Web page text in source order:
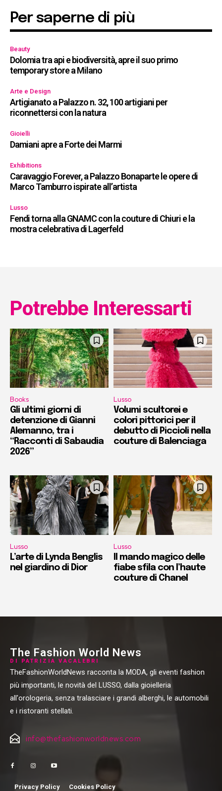
Per saperne di più
Beauty
Dolomia tra api e biodiversità, apre il suo primo
temporary store a Milano
Arte e Design
Artigianato a Palazzo n. 32, 100 artigiani per
riconnettersi con la natura
Gioielli
Damiani apre a Forte dei Marmi
Exhibitions
Caravaggio Forever, a Palazzo Bonaparte le opere di
Marco Tamburro ispirate all’artista
Lusso
Fendi torna alla GNAMC con la couture di Chiuri e la
mostra celebrativa di Lagerfeld
Potrebbe Interessarti
Books
Gli ultimi giorni di
detenzione di Gianni
Alemanno, tra i
“Racconti di Sabaudia
2026”
Lusso
Volumi scultorei e
colori pittorici per il
debutto di Piccioli nella
couture di Balenciaga
Lusso
L’arte di Lynda Benglis
nel giardino di Dior
Lusso
Il mando magico delle
fiabe sfila con l’haute
couture di Chanel
The Fashion World News
DI PATRIZIA VACALEBRI
TheFashionWorldNews racconta la MODA, gli eventi fashion
più importanti, le novità del LUSSO, dalla gioielleria
all'orologeria, senza tralasciare i grandi alberghi, le automobili
e i ristoranti stellati.
info@thefashionworldnews.com
Privacy Policy Cookies Policy